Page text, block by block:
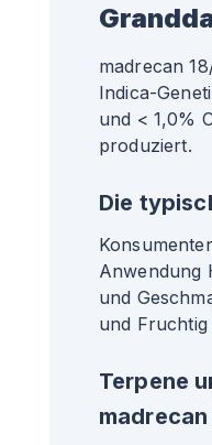
madrecan
Indica-
und < 1,0%
produziert.
Die
Anwendung
und
und
Terpene
madrecan